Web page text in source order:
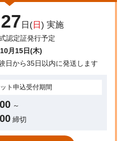
27 日(日 ) 実施
認定証発行予定
月15日(木)
日から35日以内に発送します
ト 申込受付期間
～
締切